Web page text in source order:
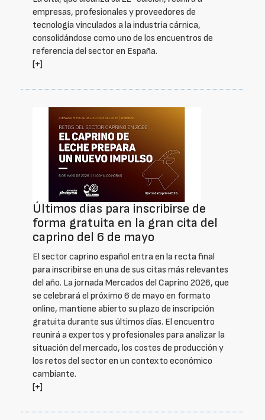
empresas, profesionales y proveedores de
tecnología vinculados a la industria cárnica,
consolidándose como uno de los encuentros de
referencia del sector en España.
[+]
Últimos días para inscribirse de
forma gratuita en la gran cita del
caprino del 6 de mayo
El sector caprino español entra en la recta final
para inscribirse en una de sus citas más relevantes
del año. La jornada Mercados del Caprino 2026, que
se celebrará el próximo 6 de mayo en formato
online, mantiene abierto su plazo de inscripción
gratuita durante sus últimos días. El encuentro
reunirá a expertos y profesionales para analizar la
situación del mercado, los costes de producción y
los retos del sector en un contexto económico
cambiante.
[+]